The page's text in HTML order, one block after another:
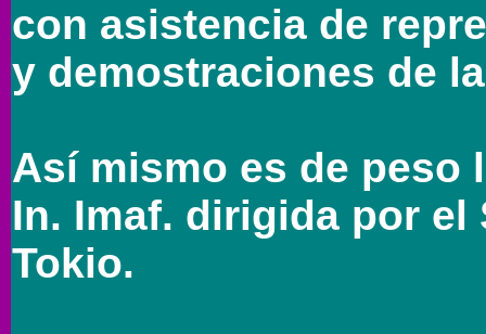
con asistencia de
y demostraciones de
Así mismo es de peso
In. Imaf. dirigida por el
Tokio.